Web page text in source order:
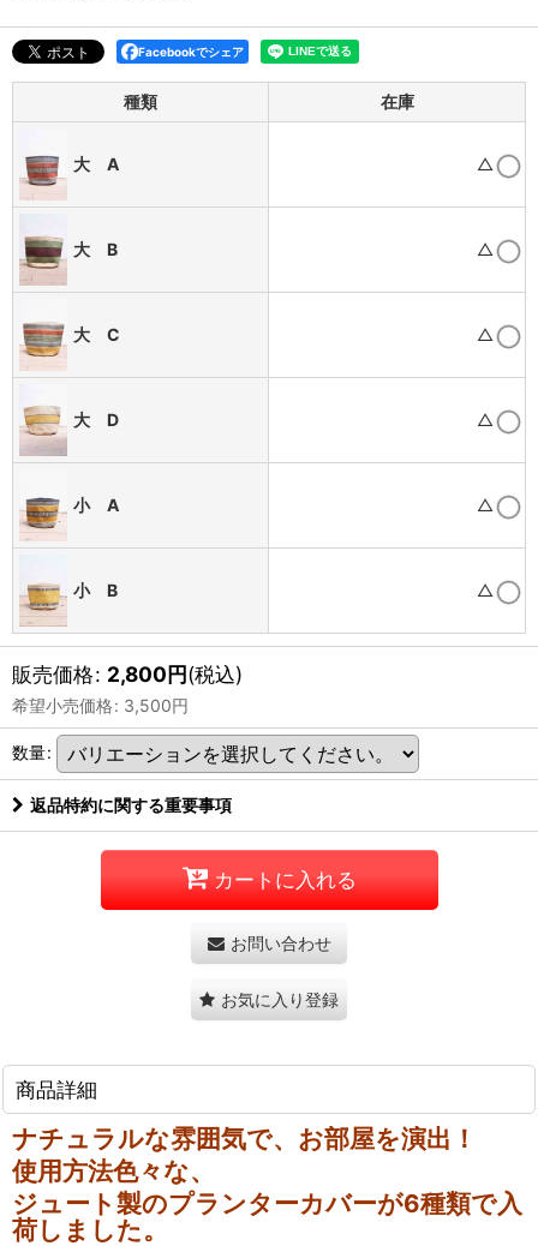
Facebookでシェア
種類 在庫
大 A △
大 B △
大 C △
大 D △
小 A △
小 B △
販売価格: 2,800円(税込)
希望小売価格: 3,500円
数量:
返品特約に関する重要事項
カートに入れる
お問い合わせ
お気に入り登録
商品詳細
ナチュラルな雰囲気で、お部屋を演出！
使用方法色々な、
ジュート製のプランターカバーが6種類で入
荷しました。